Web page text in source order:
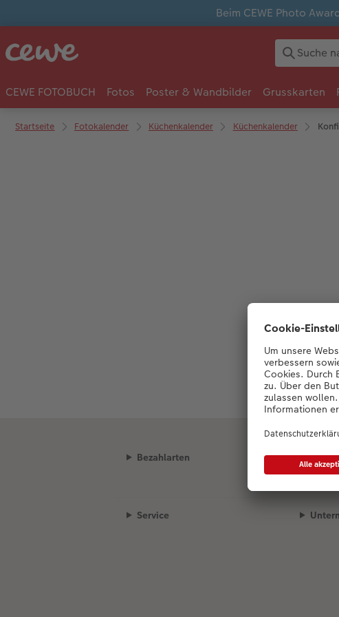
Beim CEWE Photo
CEWE FOTOBUCH Fotos Poster & Wandbilder Grusskarten
Startseite Fotokalender Küchenkalender Küchenkalender
Bezahlarten
Service